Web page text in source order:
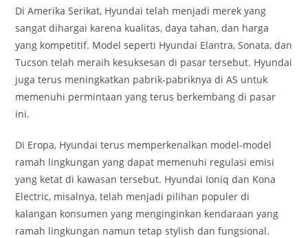
Di Amerika Serikat, Hyundai telah menjadi merek yang
sangat dihargai karena kualitas, daya tahan, dan harga
yang kompetitif. Model seperti Hyundai Elantra, Sonata, dan
Tucson telah meraih kesuksesan di pasar tersebut. Hyundai
juga terus meningkatkan pabrik-pabriknya di AS untuk
memenuhi permintaan yang terus berkembang di pasar
ini.
Di Eropa, Hyundai terus memperkenalkan model-model
ramah lingkungan yang dapat memenuhi regulasi emisi
yang ketat di kawasan tersebut. Hyundai Ioniq dan Kona
Electric, misalnya, telah menjadi pilihan populer di
kalangan konsumen yang menginginkan kendaraan yang
ramah lingkungan namun tetap stylish dan fungsional.